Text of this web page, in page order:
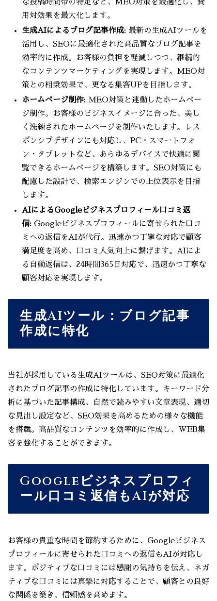
な投稿時間帯の特定など、MEO対策を最適化し、費
用対効果を最大化します。
生成AIによるブログ記事作成: 最新の生成AIツールを
活用し、SEOに最適化された高品質なブログ記事を
効率的に作成。お客様の負担を軽減しつつ、継続的
なコンテンツマーケティングを実現します。MEO対
策との相乗効果で、更なる集客UPを目指します。
ホームページ制作: MEO対策と連動したホームペー
ジ制作。お客様のビジネスイメージに合った、美し
く洗練されたホームページを制作いたします。レス
ポンシブデザインにも対応し、PC・スマートフォ
ン・タブレットなど、あらゆるデバイスで快適に閲
覧できるホームページを構築します。SEO対策にも
配慮した設計で、検索エンジンでの上位表示を目指
します。
AIによるGoogleビジネスプロフィール口コミ返
信: Googleビジネスプロフィールに寄せられた口コ
ミへの返信をAIが代行。迅速かつ丁寧な対応で顧客
満足度を高め、口コミ人気向上に繋げます。AIによ
る自動返信は、24時間365日対応で、迅速かつ丁寧な
顧客対応を実現します。
生成AIツール：ブログ記事
作成に特化
当社が採用している生成AIツールは、SEO対策に最適化
されたブログ記事の作成に特化しています。キーワード分
析に基づいた記事構成、自然で読みやすい文章表現、適切
な見出し設定など、SEO効果を高めるための様々な機能
を搭載。高品質なコンテンツを効率的に作成し、WEB集
客を強化することができます。
Googleビジネスプロフィ
ール口コミ返信もAIが対応
お客様の貴重な時間を節約するために、Googleビジネス
プロフィールに寄せられた口コミへの返信もAIが対応し
ます。ポジティブな口コミには感謝の気持ちを伝え、ネガ
ティブな口コミには真摯に対応することで、顧客との良好
な関係を築き、信頼感を高めます。